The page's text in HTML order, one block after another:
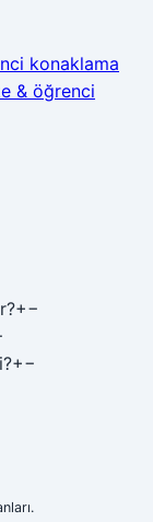
konaklama
& öğrenci
+−
+−